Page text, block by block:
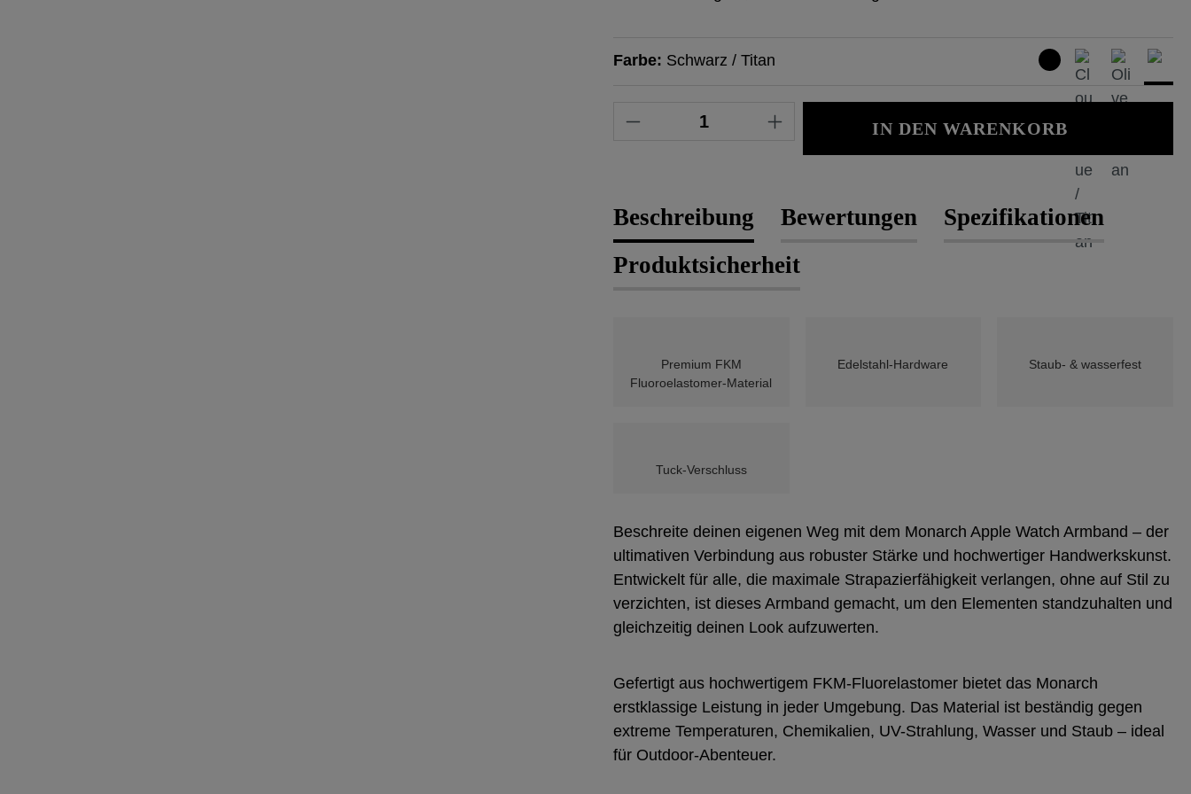
Farbe: Schwarz / Titan
Produkt Anzahl: Gib den gewünschten Wert ein
IN DEN WARENKORB
Beschreibung Bewertungen
Spezifikationen
Produktsicherheit
Premium FKM
Fluoroelastomer-Material
Edelstahl-Hardware Staub- & wasserfest
Tuck-Verschluss
Beschreite deinen eigenen Weg mit dem Monarch Apple Watch Armband – der
ultimativen Verbindung aus robuster Stärke und hochwertiger Handwerkskunst.
Entwickelt für alle, die maximale Strapazierfähigkeit verlangen, ohne auf Stil zu
verzichten, ist dieses Armband gemacht, um den Elementen standzuhalten und
gleichzeitig deinen Look aufzuwerten.
Gefertigt aus hochwertigem FKM-Fluorelastomer bietet das Monarch
erstklassige Leistung in jeder Umgebung. Das Material ist beständig gegen
extreme Temperaturen, Chemikalien, UV-Strahlung, Wasser und Staub – ideal
für Outdoor-Abenteuer.